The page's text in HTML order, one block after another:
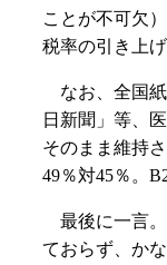
ことが不可欠
税率の引き上
なお、全国
日新聞」等、
そのまま維持
49％対45％。
最後に一言
ておらず、か